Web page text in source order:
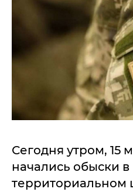
Сегодня утром, 15
начались обыски
территориальном